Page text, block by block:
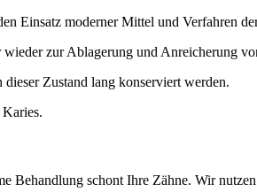
Einsatz moderner Mittel und Verfahren
zur Ablagerung und Anreicherung
Zustand lang konserviert werden.
Behandlung schont Ihre Zähne. Wir